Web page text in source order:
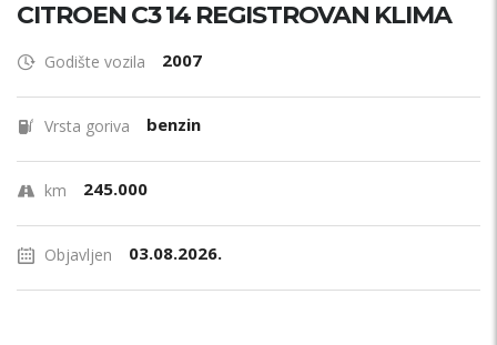
CITROEN C3 14 REGISTROVAN KLIMA
Godište vozila 2007
Vrsta goriva benzin
km 245.000
Objavljen 03.08.2026.